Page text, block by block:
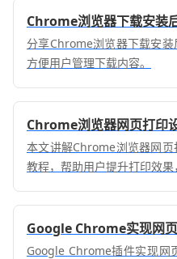
Chrome浏览器下载安装
分享Chrome浏览器下载安装
方便用户管理下载内容。
Chrome浏览器网页打印
本文讲解Chrome浏览器网
教程，帮助用户提升打印效果
Google Chrome实现网
Google Chrome插件实现网